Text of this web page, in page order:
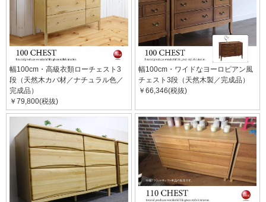
幅100cm・高級衣類ローチェスト3
段（天然木カバ材／ナチュラル色／
完成品）
￥79,800(税抜)
幅100cm・ワイドなヨーロピアン風
チェスト3段（天然木製／完成品）
￥66,346(税抜)